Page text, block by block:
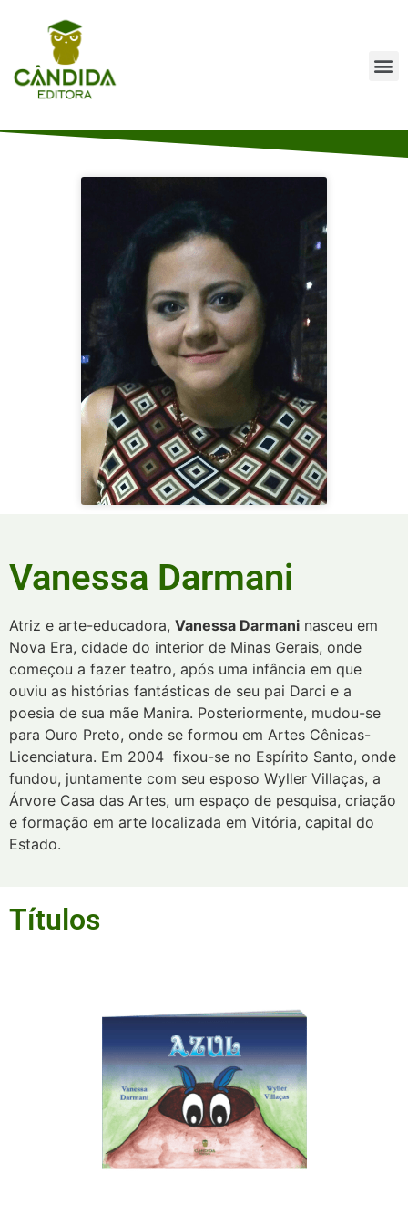
Vanessa Darmani
Atriz e arte-educadora, Vanessa Darmani nasceu em
Nova Era, cidade do interior de Minas Gerais, onde
começou a fazer teatro, após uma infância em que
ouviu as histórias fantásticas de seu pai Darci e a
poesia de sua mãe Manira. Posteriormente, mudou-se
para Ouro Preto, onde se formou em Artes Cênicas-
Licenciatura. Em 2004 fixou-se no Espírito Santo, onde
fundou, juntamente com seu esposo Wyller Villaças, a
Árvore Casa das Artes, um espaço de pesquisa, criação
e formação em arte localizada em Vitória, capital do
Estado.
Títulos